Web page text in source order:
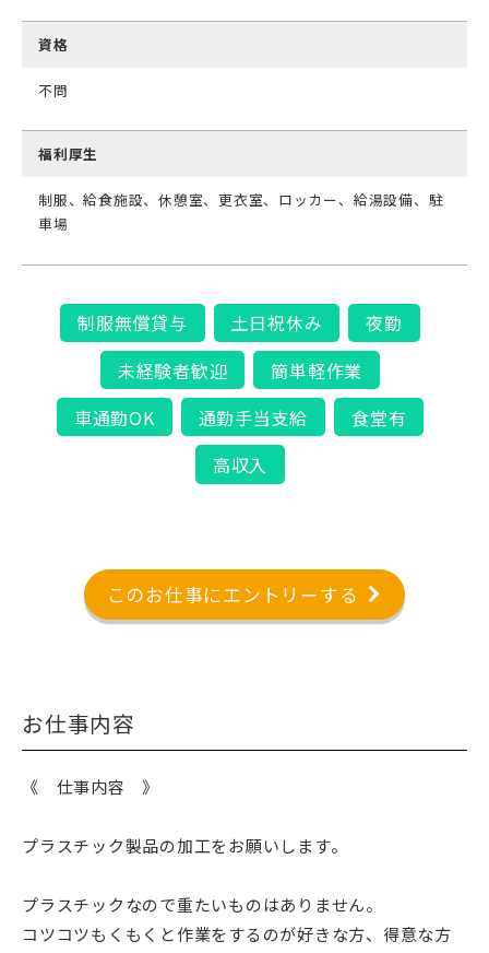
資格
不問
福利厚生
制服、給食施設、休憩室、更衣室、ロッカー、給湯設備、駐
車場
制服無償貸与 土日祝休み
夜勤
未経験者歓迎
簡単軽作業
車通勤OK
通勤手当支給
食堂有
高収入
このお仕事にエントリーする
お仕事内容
《 仕事内容 》
プラスチック製品の加工をお願いします。
プラスチックなので重たいものはありません。
コツコツもくもくと作業をするのが好きな方、得意な方